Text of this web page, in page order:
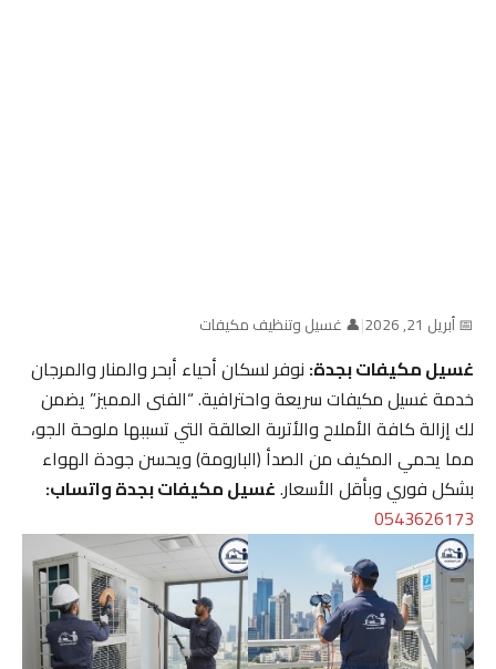
📅 أبريل 21, 2026 |👤 غسيل وتنظيف مكيفات
غسيل مكيفات بجدة:نوفر لسكان أحياء أبحر والمنار والمرجان
خدمة غسيل مكيفات سريعة واحترافية. “الفنى المميز” يضمن
لك إزالة كافة الأملاح والأتربة العالقة التي تسببها ملوحة الجو،
مما يحمي المكيف من الصدأ (البارومة) ويحسن جودة الهواء
بشكل فوري وبأقل الأسعار.غسيل مكيفات بجدة واتساب:
0543626173